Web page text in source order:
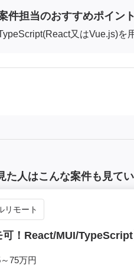
件担当のおすすめポイント
又はVue.js)を
た人はこんな案件も見て
リモート
可！React/MUI/
75万円